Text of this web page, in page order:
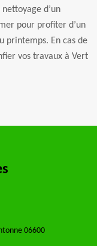
d’un
pour profiter d’un
printemps. En cas de
vos travaux à Vert
06600